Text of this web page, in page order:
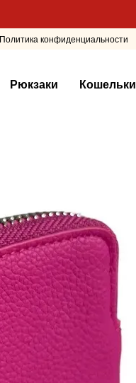
Политика конфиденциальности
Рюкзаки Кошельки